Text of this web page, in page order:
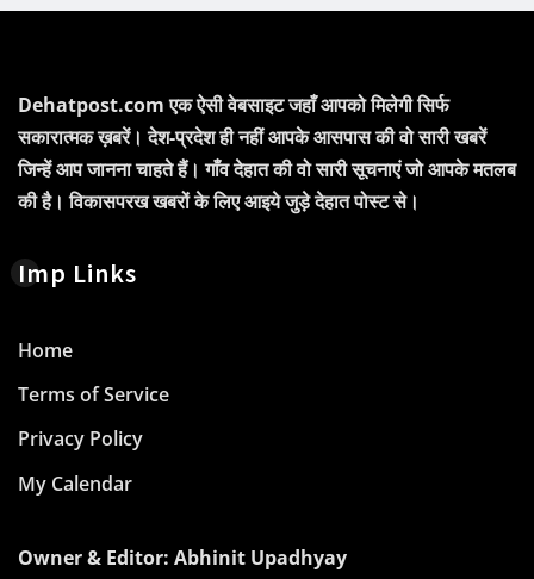
Dehatpost.com एक ऐसी वेबसाइट जहाँ आपको मिलेगी सिर्फ
सकारात्मक ख़बरें। देश-प्रदेश ही नहीं आपके आसपास की वो सारी खबरें
जिन्हें आप जानना चाहते हैं। गाँव देहात की वो सारी सूचनाएं जो आपके मतलब
की है। विकासपरख खबरों के लिए आइये जुड़े देहात पोस्ट से।
Imp Links
Home
Terms of Service
Privacy Policy
My Calendar
Owner & Editor: Abhinit Upadhyay